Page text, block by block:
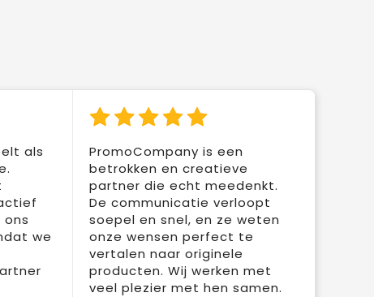
als
we
PromoCompany is een
betrokken en creatieve
partner die echt meedenkt.
De communicatie verloopt
soepel en snel, en ze weten
onze wensen perfect te
vertalen naar originele
producten. Wij werken met
veel plezier met hen samen.